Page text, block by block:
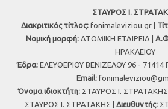
ΣΤΑΥΡΟΣ Ι.
Διακριτικός τίτλος:fonimaleviziou.gr |
Νομική μορφή: ΑΤΟΜΙΚΗ ΕΤΑΙΡΕΙΑ |
ΗΡΑΚΛΕΙΟΥ
Έδρα: ΕΛΕΥΘΕΡΙΟΥ ΒΕΝΙΖΕΛΟΥ 96 - 71414
Εmail:
Όνομα ιδιοκτήτη: ΣΤΑΥΡΟΣ Ι. ΣΤΡΑΤΑΚΗΣ
ΣΤΑΥΡΟΣ Ι. ΣΤΡΑΤΑΚΗΣ | Διευθυντής: